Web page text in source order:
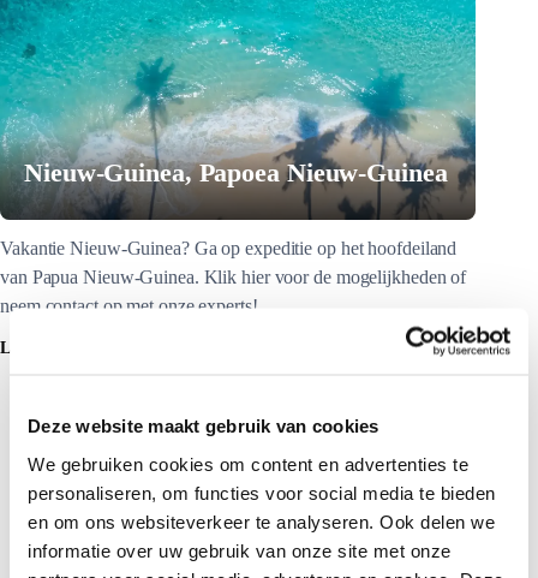
Deze website maakt gebruik van cookies
We gebruiken cookies om content en advertenties te
personaliseren, om functies voor social media te bieden
en om ons websiteverkeer te analyseren. Ook delen we
informatie over uw gebruik van onze site met onze
Nieuw-Guinea, Papoea Nieuw-Guinea
Vakantie Nieuw-Guinea? Ga op expeditie op het hoofdeiland
van Papua Nieuw-Guinea. Klik hier voor de mogelijkheden of
neem contact op met onze experts!
LEES MEER